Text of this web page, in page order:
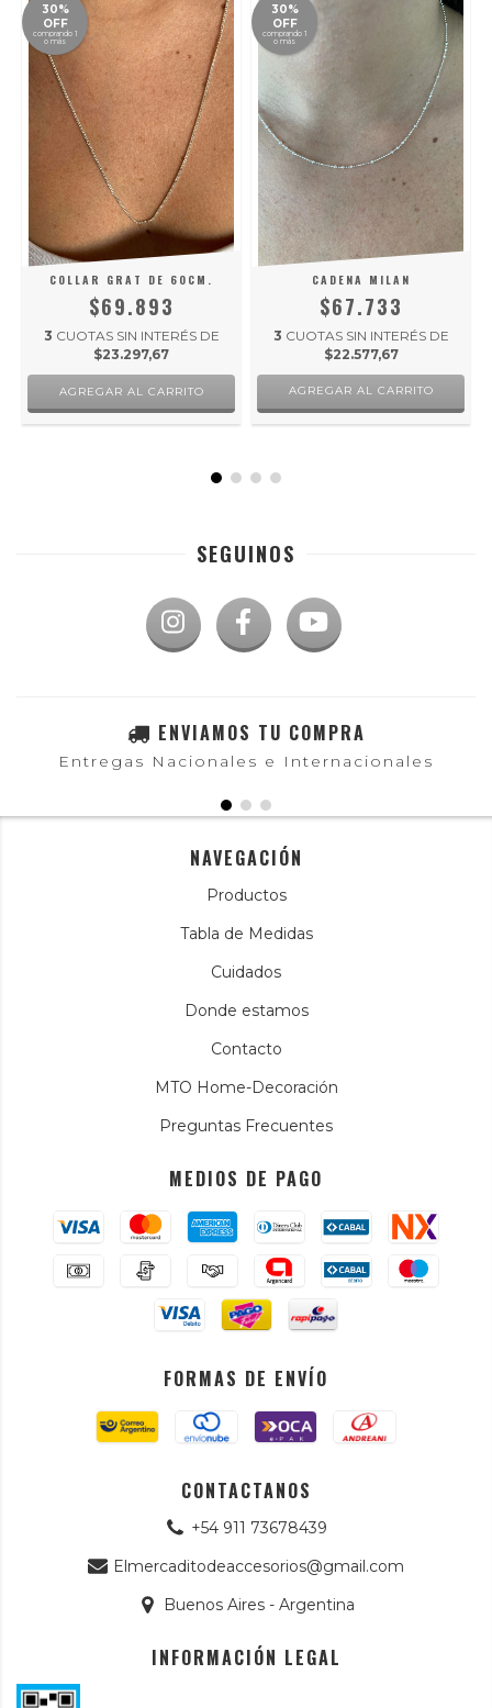
30%
OFF
comprando 1
o más
COLLAR GRAT DE 60CM.
$69.893
3 CUOTAS SIN INTERÉS DE
$23.297,67
30%
OFF
comprando 1
o más
CADENA MILAN
$67.733
3 CUOTAS SIN INTERÉS DE
$22.577,67
AGREGAR AL CARRITO
SEGUINOS
ENVIAMOS TU COMPRA
Entregas Nacionales e Internacionales
NAVEGACIÓN
Productos
Tabla de Medidas
Cuidados
Donde estamos
Contacto
MTO Home-Decoración
Preguntas Frecuentes
MEDIOS DE PAGO
FORMAS DE ENVÍO
CONTACTANOS
+54 911 73678439
Elmercaditodeaccesorios@gmail.com
Buenos Aires - Argentina
INFORMACIÓN LEGAL